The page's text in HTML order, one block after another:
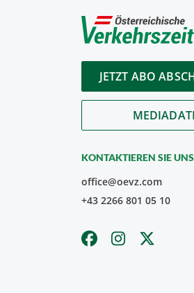
JETZT ABO
KONTAKTIEREN SIE UNS
office@oevz.com
+43 2266 801 05 10